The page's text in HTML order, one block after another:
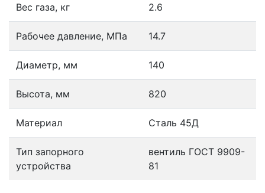
Вес газа, кг 2.6
Рабочее давление, МПа 14.7
Диаметр, мм 140
Высота, мм 820
Материал Сталь 45Д
Тип запорного
устройства
вентиль ГОСТ 9909-
81